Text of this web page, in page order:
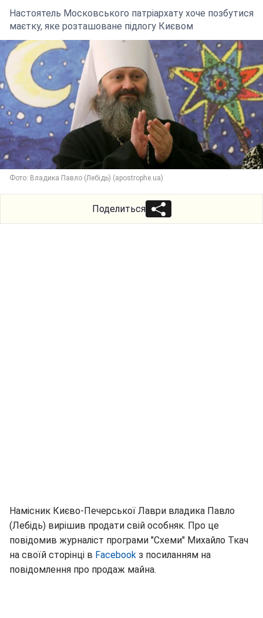
Настоятель Московського патріархату хоче позбутися
маєтку, яке розташоване підлогу Києвом
Фото: Владика Павло (Лебідь) (apostrophe.ua)
Поделиться
Намісник Києво-Печерської Лаври владика Павло
(Лебідь) вирішив продати свій особняк. Про це
повідомив журналіст програми "Схеми" Михайло Ткач
на своїй сторінці в Facebook з посиланням на
повідомлення про продаж майна.